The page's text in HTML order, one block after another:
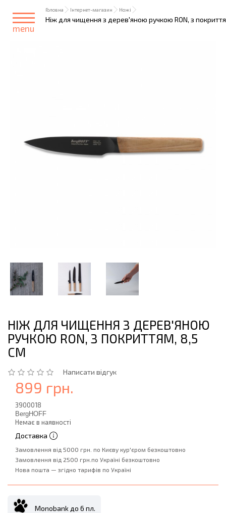
menu
Головна Інтернет-магазин Ножі
Ніж для чищення з дерев'яною ручкою RON, з
НІЖ ДЛЯ ЧИЩЕННЯ З ДЕРЕВ'ЯНОЮ
РУЧКОЮ RON, З ПОКРИТТЯМ, 8,5
СМ
Написати відгук
899 грн.
3900018
BergHOFF
Немає в наявності
Доставка
Замовлення від 5000 грн. по Києву кур'єром безкоштовно
Замовлення від 2500 грн.по Україні безкоштовно
Нова пошта — згідно тарифів по Україні
Monobank до 6 пл.